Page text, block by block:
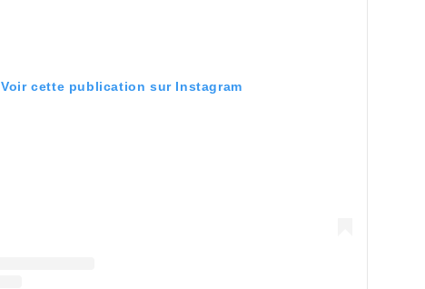
Voir cette publication sur Instagram